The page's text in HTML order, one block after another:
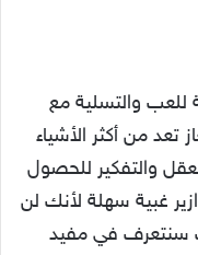
للعب والتسلية مع
تعد من أكثر الأشياء
والتفكير للحصول
غبية سهلة لأنك لن
سنتعرف في مفيد